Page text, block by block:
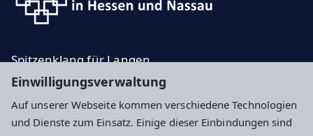
Einwilligungsverwaltung
Auf unserer Webseite kommen verschiedene Technologien
und Dienste zum Einsatz. Einige dieser Einbindungen sind
Spitzenklang für Langen
Die neue Orgel für die Evangelische Stadtkirche in
Cookie-Einstellungen